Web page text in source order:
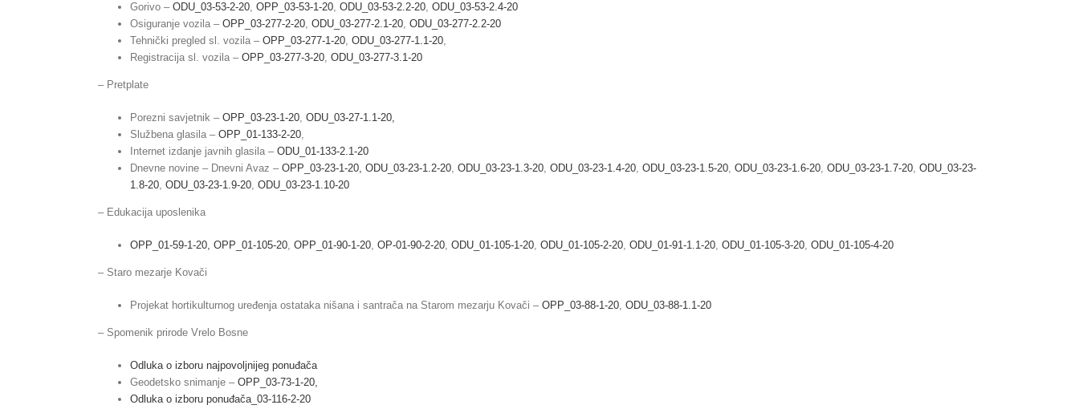
Gorivo – ODU_03-53-2-20, OPP_03-53-1-20, ODU_03-53-2.2-20, ODU_03-53-2.4-20
Osiguranje vozila – OPP_03-277-2-20, ODU_03-277-2.1-20, ODU_03-277-2.2-20
Tehnički pregled sl. vozila – OPP_03-277-1-20, ODU_03-277-1.1-20,
Registracija sl. vozila – OPP_03-277-3-20, ODU_03-277-3.1-20
– Pretplate
Porezni savjetnik – OPP_03-23-1-20, ODU_03-27-1.1-20,
Službena glasila – OPP_01-133-2-20,
Internet izdanje javnih glasila – ODU_01-133-2.1-20
Dnevne novine – Dnevni Avaz – OPP_03-23-1-20, ODU_03-23-1.2-20, ODU_03-23-1.3-20, ODU_03-23-1.4-20, ODU_03-23-1.5-20, ODU_03-23-1.6-20, ODU_03-23-1.7-20, ODU_03-23-
1.8-20, ODU_03-23-1.9-20, ODU_03-23-1.10-20
– Edukacija uposlenika
OPP_01-59-1-20, OPP_01-105-20, OPP_01-90-1-20, OP-01-90-2-20, ODU_01-105-1-20, ODU_01-105-2-20, ODU_01-91-1.1-20, ODU_01-105-3-20, ODU_01-105-4-20
– Staro mezarje Kovači
Projekat hortikulturnog uređenja ostataka nišana i santrača na Starom mezarju Kovači – OPP_03-88-1-20, ODU_03-88-1.1-20
– Spomenik prirode Vrelo Bosne
Odluka o izboru najpovoljnijeg ponuđača
Geodetsko snimanje – OPP_03-73-1-20,
Odluka o izboru ponuđača_03-116-2-20